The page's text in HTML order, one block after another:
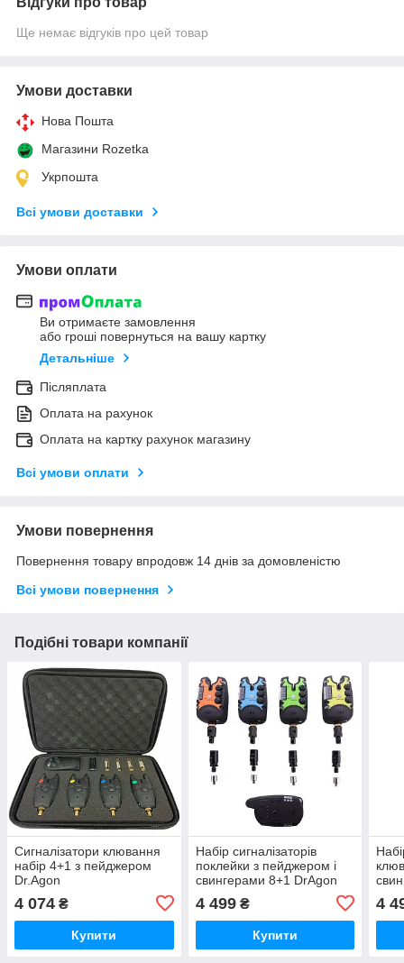
Ще немає відгуків про цей товар
Умови доставки
Нова Пошта
Магазини Rozetka
Укрпошта
Всі умови доставки
Умови оплати
Ви отримаєте замовлення
або гроші повернуться на вашу картку
Детальніше
Післяплата
Оплата на рахунок
Оплата на картку рахунок магазину
Всі умови оплати
Умови повернення
Повернення товару впродовж 14 днів за домовленістю
Всі умови повернення
Подібні товари компанії
Сигналізатори клювання
набір 4+1 з пейджером
Dr.Agon
4 074 ₴
Купити
Набір сигналізаторів
поклейки з пейджером і
свингерами 8+1 DrAgon
4 499₴
Купити
4